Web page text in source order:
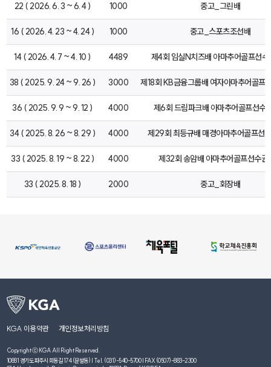
22 ( 2026. 6. 3 ~ 6. 4 ) 1000 중고_그린배
16 ( 2026. 4. 23 ~ 4. 24 ) 1000 중고_스포츠조선배
14 ( 2026. 4. 7 ~ 4. 10 ) 4489 제4회 임실N치즈배 아마추어골프선수
38 ( 2025. 9. 24 ~ 9. 26 ) 3000 제18회 KB금융그룹배 여자아마추어골프
36 ( 2025. 9. 9 ~ 9. 12 ) 4000 제6회 드림파크배 아마추어골프선수
34 ( 2025. 8. 26 ~ 8. 29 ) 4000 제29회 최등규배 매경아마추어골프선
33 ( 2025. 8. 19 ~ 8. 22 ) 4000 제32회 송암배 아마추어골프선수권
33 ( 2025. 8. 18 ) 2000 중고_회장배
KGA 이용약관 개인정보처리방침
Copyright ⓒ KGA All Right Reserved.
10881 경기도 파주시 회동길 174 (문발동) | Tel. (031)-540-5700 | FAX (0507)-883-2300